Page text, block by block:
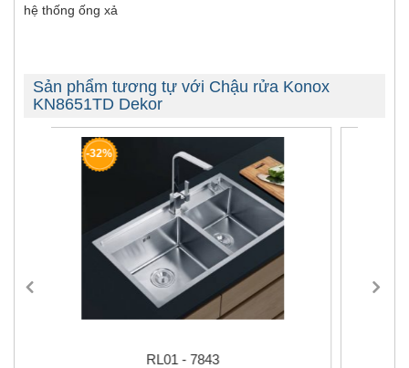
hệ thống ống xả
Sản phẩm tương tự với Chậu rửa Konox
KN8651TD Dekor
-31%
RL04 - 7843L